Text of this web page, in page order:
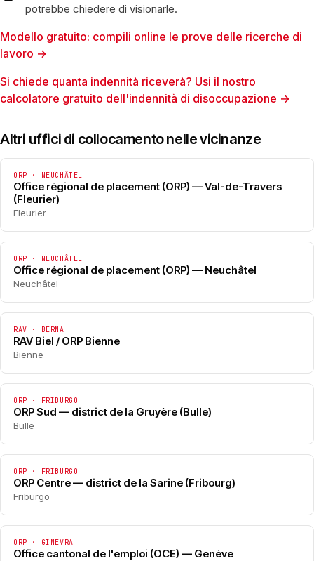
potrebbe chiedere di visionarle.
Modello gratuito: compili online le prove delle ricerche di
lavoro →
Si chiede quanta indennità riceverà? Usi il nostro
calcolatore gratuito dell'indennità di disoccupazione →
Altri uffici di collocamento nelle vicinanze
ORP · NEUCHÂTEL
Office régional de placement (ORP) — Val-de-Travers
(Fleurier)
Fleurier
ORP · NEUCHÂTEL
Office régional de placement (ORP) — Neuchâtel
Neuchâtel
RAV · BERNA
RAV Biel / ORP Bienne
Bienne
ORP · FRIBURGO
ORP Sud — district de la Gruyère (Bulle)
Bulle
ORP · FRIBURGO
ORP Centre — district de la Sarine (Fribourg)
Friburgo
ORP · GINEVRA
Office cantonal de l'emploi (OCE) — Genève